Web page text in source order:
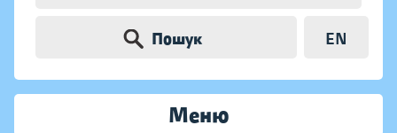
Пошук EN
Меню